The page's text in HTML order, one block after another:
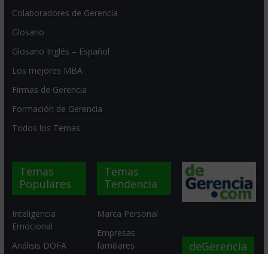
Colaboradores de Gerencia
Glosario
Glosario Inglés – Español
Los mejores MBA
Firmas de Gerencia
Formación de Gerencia
Todos los Temas
Temas
Populares
Inteligencia
Emocional
Análisis DOFA
Temas
Tendencia
Marca Personal
Empresas
familiares
deGerencia